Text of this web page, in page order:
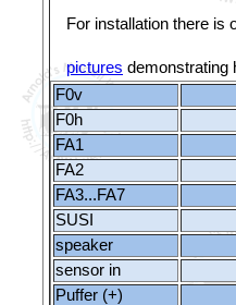
For installation there is
pictures demonstrating
F0v
F0h
FA1
FA2
FA3...FA7
SUSI
speaker
sensor in
Puffer (+)